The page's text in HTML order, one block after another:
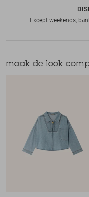
Except weekends,
maak de look